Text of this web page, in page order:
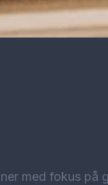
med fokus